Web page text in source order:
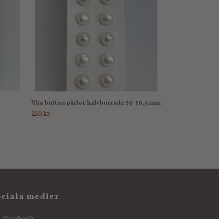
Vita button pärlor halvborrade 10-10,5 mm
250 kr
medier